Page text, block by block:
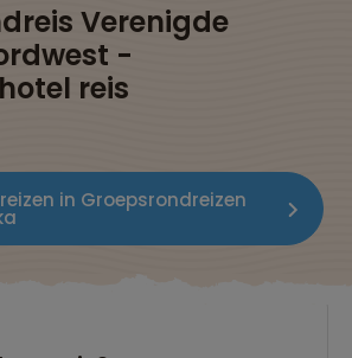
Verenigde
-
reis
in Groepsrondreizen